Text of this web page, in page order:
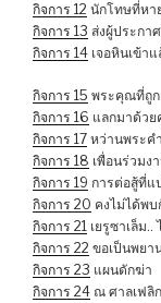
กิจการ 12 นักโทษที่หา
กิจการ 13 ส่งผู้ประกา
กิจการ 14 เจอหินเข้าแ
กิจการ 15 พระคุณที่ถู
กิจการ 16 แลกมาด้วย
กิจการ 17 หว่านพระค
กิจการ 18 เพื่อนร่วมง
กิจการ 19 การต่อสู้ที่แ
กิจการ 20 คงไม่ได้พ
กิจการ 21 เยรูซาเล็ม
กิจการ 22 ขอเป็นพยา
กิจการ 23 แผนดักฆ่า
กิจการ 24 ณ ศาลเฟลิ